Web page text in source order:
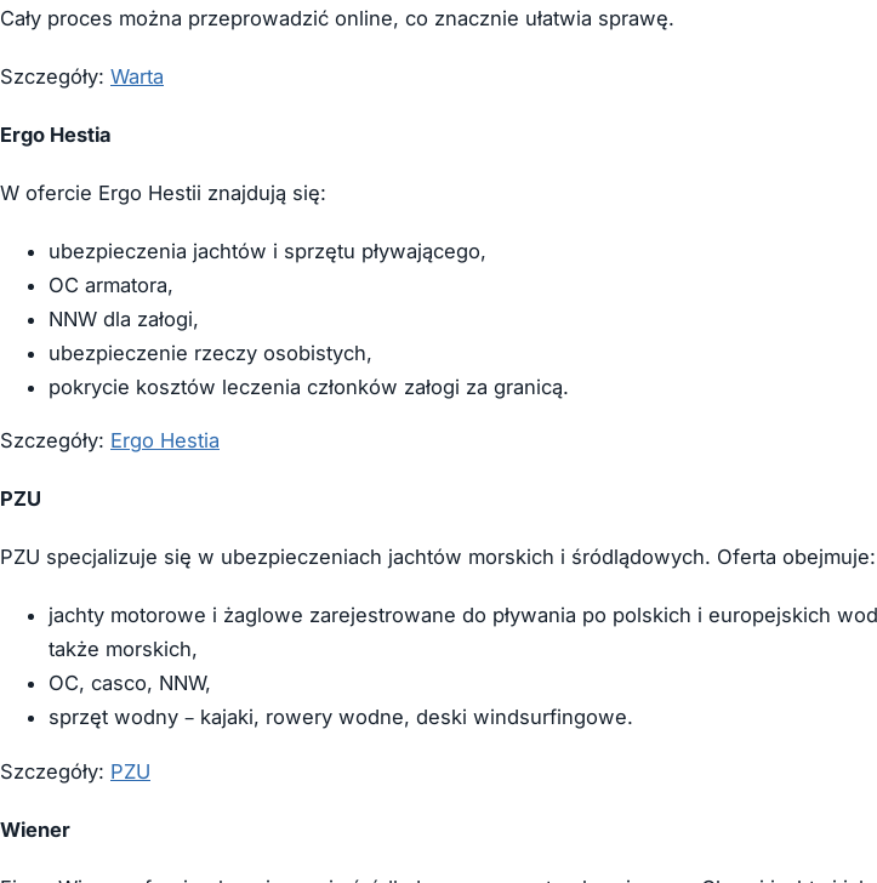
Cały proces można przeprowadzić online, co znacznie ułatwia sprawę.
Szczegóły: Warta
Ergo Hestia
W ofercie Ergo Hestii znajdują się:
ubezpieczenia jachtów i sprzętu pływającego,
OC armatora,
NNW dla załogi,
ubezpieczenie rzeczy osobistych,
pokrycie kosztów leczenia członków załogi za granicą.
Szczegóły: Ergo Hestia
PZU
PZU specjalizuje się w ubezpieczeniach jachtów morskich i śródlądowych. Oferta obejmuje:
jachty motorowe i żaglowe zarejestrowane do pływania po polskich i europejskich
także morskich,
OC, casco, NNW,
sprzęt wodny – kajaki, rowery wodne, deski windsurfingowe.
Szczegóły: PZU
Wiener